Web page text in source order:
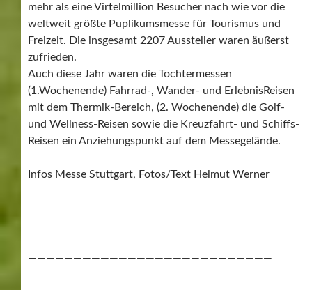
mehr als eine Virtelmillion Besucher nach wie vor die
weltweit größte Puplikumsmesse für Tourismus und
Freizeit. Die insgesamt 2207 Aussteller waren äußerst
zufrieden.
Auch diese Jahr waren die Tochtermessen
(1.Wochenende) Fahrrad-, Wander- und ErlebnisReisen
mit dem Thermik-Bereich, (2. Wochenende) die Golf-
und Wellness-Reisen sowie die Kreuzfahrt- und Schiffs-
Reisen ein Anziehungspunkt auf dem Messegelände.
Infos Messe Stuttgart, Fotos/Text Helmut Werner
———————————————————————————